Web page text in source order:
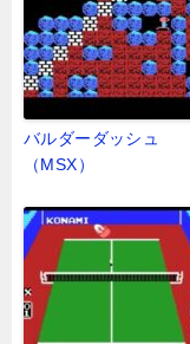
バルダーダッシュ
（MSX）